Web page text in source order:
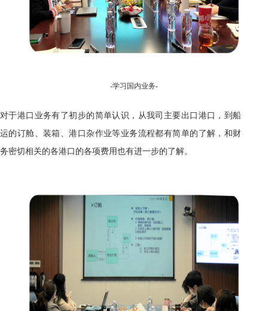
-学习 国内业务-
对于港口业务有了初步的简单认识，从我司主要出口港口，到船
运的订舱、装箱、港口杂作业等业务流程都有简单的了解 ， 和财
务密切相关的各港口的各项费用也有进一步的了解。